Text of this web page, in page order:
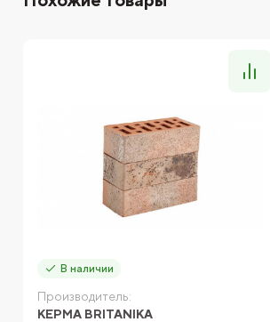
В наличии
Производитель:
КЕРМА BRITANIKA